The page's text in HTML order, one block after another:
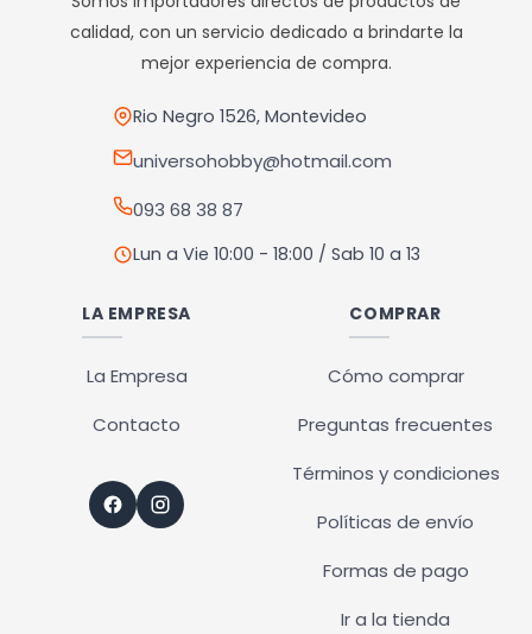
calidad, con un servicio dedicado a brindarte la
mejor experiencia de compra.
Rio Negro 1526, Montevideo
universohobby@hotmail.com
093 68 38 87
Lun a Vie 10:00 - 18:00 / Sab 10 a 13
LA EMPRESA
La Empresa
Contacto
COMPRAR
Cómo comprar
Preguntas frecuentes
Términos y condiciones
Políticas de envío
Formas de pago
Ir a la tienda